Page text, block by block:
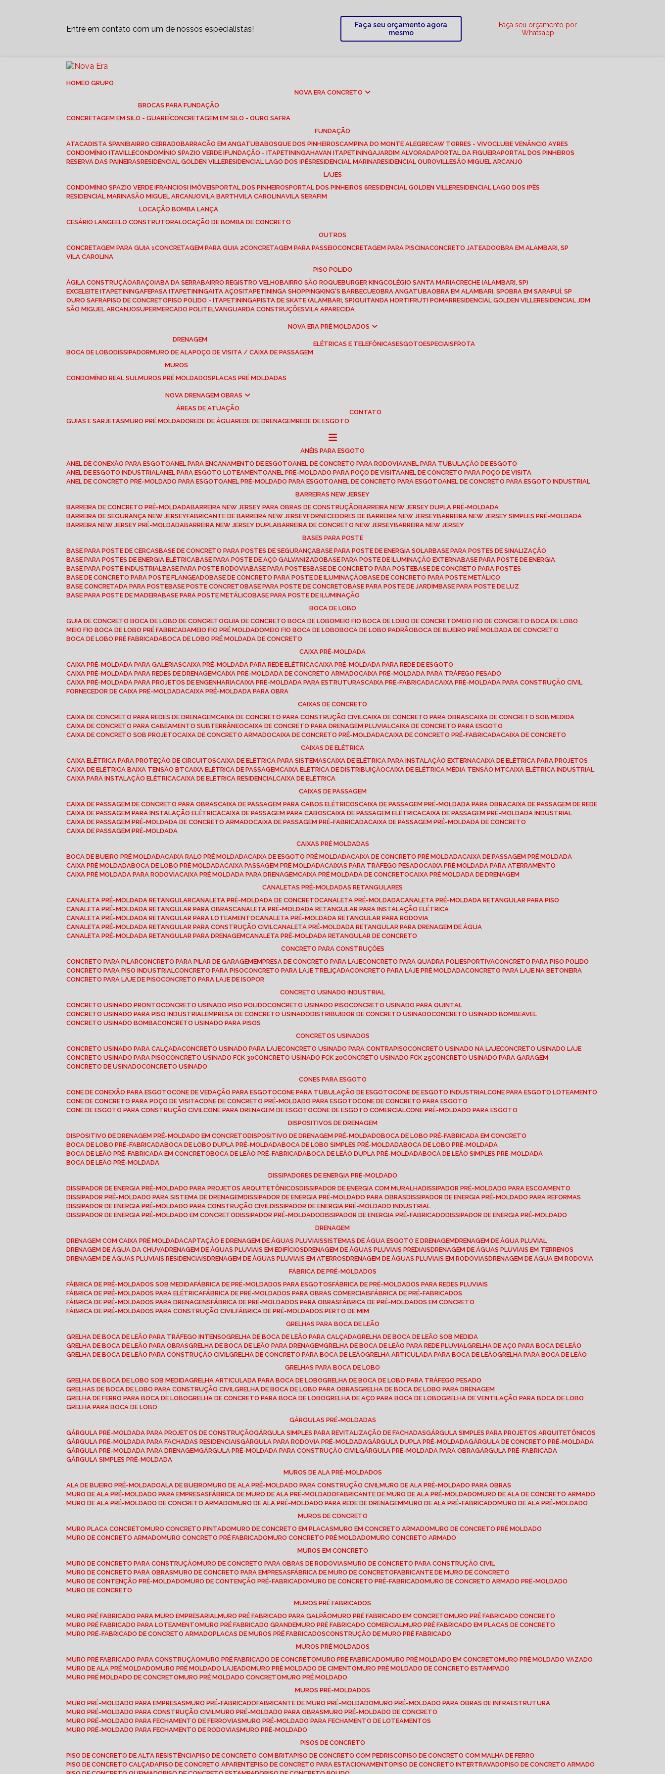
Entre em contato com um de nossos especialistas!
Faça seu orçamento agora
mesmo
Faça seu orçamento por
Whatsapp
HOME
O GRUPO
NOVA ERA CONCRETO
BROCAS PARA FUNDAÇÃO
CONCRETAGEM EM SILO - GUAREÍ CONCRETAGEM EM SILO - OURO SAFRA
FUNDAÇÃO
ATACADISTA SPANI BAIRRO CERRADO BARRACÃO EM ANGATUBA BOSQUE DOS PINHEIROS CAMPINA DO MONTE ALEGRE CAW TORRES - VIVO CLUBE VENÂNCIO AYRES
CONDOMÍNIO ITAVILLE CONDOMÍNIO SPAZIO VERDE I FUNDAÇÃO - ITAPETININGA HAVAN ITAPETININGA JARDIM ALVORADA PORTAL DA FIGUEIRA PORTAL DOS PINHEIROS
RESERVA DAS PAINEIRAS RESIDENCIAL GOLDEN VILLE RESIDENCIAL LAGO DOS IPÊS RESIDENCIAL MARINA RESIDENCIAL OUROVILLE SÃO MIGUEL ARCANJO
LAJES
CONDOMÍNIO SPAZIO VERDE I FRANCIOSI IMÓVEIS PORTAL DOS PINHEIROS PORTAL DOS PINHEIROS 6 RESIDENCIAL GOLDEN VILLE RESIDENCIAL LAGO DOS IPÊS
RESIDENCIAL MARINA SÃO MIGUEL ARCANJO VILA BARTH VILA CAROLINA VILA SERAFIM
LOCAÇÃO BOMBA LANÇA
CESÁRIO LANGE ELO CONSTRUTORA LOCAÇÃO DE BOMBA DE CONCRETO
OUTROS
CONCRETAGEM PARA GUIA 1 CONCRETAGEM PARA GUIA 2 CONCRETAGEM PARA PASSEIO CONCRETAGEM PARA PISCINA CONCRETO JATEADO
OBRA EM ALAMBARI, SP
VILA CAROLINA
PISO POLIDO
ÁGILA CONSTRUÇÃO ARAÇOIABA DA SERRA BAIRRO REGISTRO VELHO BAIRRO SÃO ROQUE BURGER KING COLÉGIO SANTA MARIA CRECHE (ALAMBARI, SP)
EXCELEITE ITAPETININGA FEPASA ITAPETININGA ITA AÇOS ITAPETININGA SHOPPING KING'S BARBECUE OBRA ANGATUBA OBRA EM ALAMBARI, SP
OBRA EM SARAPUÍ, SP
OURO SAFRA PISO DE CONCRETO PISO POLIDO - ITAPETININGA PISTA DE SKATE (ALAMBARI, SP) QUITANDA HORTIFRUTI POMAR RESIDENCIAL GOLDEN VILLE RESIDENCIAL JDM
SÃO MIGUEL ARCANJO SUPERMERCADO POLITEL VANGUARDA CONSTRUÇÕES VILA APARECIDA
NOVA ERA PRÉ MOLDADOS
DRENAGEM
BOCA DE LOBO DISSIPADOR MURO DE ALA POÇO DE VISITA / CAIXA DE PASSAGEM
ELÉTRICAS E TELEFÔNICAS ESGOTO ESPECIAIS FROTA
MUROS
CONDOMÍNIO REAL SUL
MUROS PRÉ MOLDADOS PLACAS PRÉ MOLDADAS
NOVA DRENAGEM OBRAS
ÁREAS DE ATUAÇÃO
GUIAS E SARJETAS
MURO PRÉ MOLDADO REDE DE ÁGUA REDE DE DRENAGEM REDE DE ESGOTO
CONTATO
ANÉIS PARA ESGOTO
ANEL DE CONEXÃO PARA ESGOTO ANEL PARA ENCANAMENTO DE ESGOTO ANEL DE CONCRETO PARA RODOVIA ANEL PARA TUBULAÇÃO DE ESGOTO
ANEL DE ESGOTO INDUSTRIAL ANEL PARA ESGOTO LOTEAMENTO ANEL PRÉ-MOLDADO PARA POÇO DE VISITA ANEL DE CONCRETO PARA POÇO DE VISITA
ANEL DE CONCRETO PRÉ-MOLDADO PARA ESGOTO ANEL PRÉ-MOLDADO PARA ESGOTO ANEL DE CONCRETO PARA ESGOTO ANEL DE CONCRETO PARA ESGOTO INDUSTRIAL
BARREIRAS NEW JERSEY
BARREIRA DE CONCRETO PRÉ-MOLDADA BARREIRA NEW JERSEY PARA OBRAS DE CONSTRUÇÃO BARREIRA NEW JERSEY DUPLA PRÉ-MOLDADA
BARREIRA DE SEGURANÇA NEW JERSEY FABRICANTE DE BARREIRA NEW JERSEY FORNECEDORES DE BARREIRA NEW JERSEY BARREIRA NEW JERSEY SIMPLES PRÉ-MOLDADA
BARREIRA NEW JERSEY PRÉ-MOLDADA BARREIRA NEW JERSEY DUPLA BARREIRA DE CONCRETO NEW JERSEY BARREIRA NEW JERSEY
BASES PARA POSTE
BASE PARA POSTE DE CERCAS BASE DE CONCRETO PARA POSTES DE SEGURANÇA BASE PARA POSTE DE ENERGIA SOLAR BASE PARA POSTES DE SINALIZAÇÃO
BASE PARA POSTES DE ENERGIA ELÉTRICA BASE PARA POSTE DE AÇO GALVANIZADO BASE PARA POSTE DE ILUMINAÇÃO EXTERNA BASE PARA POSTE DE ENERGIA
BASE PARA POSTE INDUSTRIAL BASE PARA POSTE RODOVIA BASE PARA POSTES BASE DE CONCRETO PARA POSTE BASE DE CONCRETO PARA POSTES
BASE DE CONCRETO PARA POSTE FLANGEADO BASE DE CONCRETO PARA POSTE DE ILUMINAÇÃO BASE DE CONCRETO PARA POSTE METÁLICO
BASE CONCRETADA PARA POSTE BASE POSTE CONCRETO BASE PARA POSTE DE CONCRETO BASE PARA POSTE DE JARDIM BASE PARA POSTE DE LUZ
BASE PARA POSTE DE MADEIRA BASE PARA POSTE METÁLICO BASE PARA POSTE DE ILUMINAÇÃO
BOCA DE LOBO
GUIA DE CONCRETO BOCA DE LOBO DE CONCRETO
GUIA DE CONCRETO BOCA DE LOBO MEIO FIO BOCA DE LOBO DE CONCRETO
MEIO FIO DE CONCRETO BOCA DE LOBO
MEIO FIO BOCA DE LOBO PRÉ FABRICADA
MEIO FIO PRÉ MOLDADO MEIO FIO BOCA DE LOBO BOCA DE LOBO PADRÃO BOCA DE BUEIRO PRÉ MOLDADA DE CONCRETO
BOCA DE LOBO PRÉ FABRICADA BOCA DE LOBO PRÉ MOLDADA DE CONCRETO
CAIXA PRÉ-MOLDADA
CAIXA PRÉ-MOLDADA PARA GALERIAS CAIXA PRÉ-MOLDADA PARA REDE ELÉTRICA CAIXA PRÉ-MOLDADA PARA REDE DE ESGOTO
CAIXA PRÉ-MOLDADA PARA REDES DE DRENAGEM CAIXA PRÉ-MOLDADA DE CONCRETO ARMADO CAIXA PRÉ-MOLDADA PARA TRÁFEGO PESADO
CAIXA PRÉ-MOLDADA PARA PROJETOS DE ENGENHARIA CAIXA PRÉ-MOLDADA PARA ESTRUTURAS CAIXA PRÉ-FABRICADA CAIXA PRÉ-MOLDADA PARA CONSTRUÇÃO CIVIL
FORNECEDOR DE CAIXA PRÉ-MOLDADA CAIXA PRÉ-MOLDADA PARA OBRA
CAIXAS DE CONCRETO
CAIXA DE CONCRETO PARA REDES DE DRENAGEM CAIXA DE CONCRETO PARA CONSTRUÇÃO CIVIL CAIXA DE CONCRETO PARA OBRAS CAIXA DE CONCRETO SOB MEDIDA
CAIXA DE CONCRETO PARA CABEAMENTO SUBTERRÂNEO CAIXA DE CONCRETO PARA DRENAGEM PLUVIAL CAIXA DE CONCRETO PARA ESGOTO
CAIXA DE CONCRETO SOB PROJETO CAIXA DE CONCRETO ARMADO CAIXA DE CONCRETO PRÉ-MOLDADA CAIXA DE CONCRETO PRÉ-FABRICADA CAIXA DE CONCRETO
CAIXAS DE ELÉTRICA
CAIXA ELÉTRICA PARA PROTEÇÃO DE CIRCUITOS CAIXA DE ELÉTRICA PARA SISTEMAS CAIXA DE ELÉTRICA PARA INSTALAÇÃO EXTERNA CAIXA DE ELÉTRICA PARA PROJETOS
CAIXA DE ELÉTRICA BAIXA TENSÃO BT CAIXA ELÉTRICA DE PASSAGEM CAIXA ELÉTRICA DE DISTRIBUIÇÃO CAIXA DE ELÉTRICA MÉDIA TENSÃO MT CAIXA ELÉTRICA INDUSTRIAL
CAIXA PARA INSTALAÇÃO ELÉTRICA CAIXA DE ELÉTRICA RESIDENCIAL CAIXA DE ELÉTRICA
CAIXAS DE PASSAGEM
CAIXA DE PASSAGEM DE CONCRETO PARA OBRAS CAIXA DE PASSAGEM PARA CABOS ELÉTRICOS CAIXA DE PASSAGEM PRÉ-MOLDADA PARA OBRA CAIXA DE PASSAGEM DE REDE
CAIXA DE PASSAGEM PARA INSTALAÇÃO ELÉTRICA CAIXA DE PASSAGEM PARA CABOS CAIXA DE PASSAGEM ELÉTRICA CAIXA DE PASSAGEM PRÉ-MOLDADA INDUSTRIAL
CAIXA DE PASSAGEM PRÉ-MOLDADA DE CONCRETO ARMADO CAIXA DE PASSAGEM PRÉ-FABRICADA CAIXA DE PASSAGEM PRÉ-MOLDADA DE CONCRETO
CAIXA DE PASSAGEM PRÉ-MOLDADA
CAIXAS PRÉ MOLDADAS
BOCA DE BUEIRO PRÉ MOLDADA CAIXA RALO PRÉ MOLDADA CAIXA DE ESGOTO PRÉ MOLDADA CAIXA DE CONCRETO PRÉ MOLDADA CAIXA DE PASSAGEM PRÉ MOLDADA
CAIXA PRÉ MOLDADA BOCA DE LOBO PRÉ MOLDADA CAIXA PASSAGEM PRÉ MOLDADA CAIXAS PARA TRÁFEGO PESADO CAIXA PRÉ MOLDADA PARA ATERRAMENTO
CAIXA PRÉ MOLDADA PARA RODOVIA CAIXA PRÉ MOLDADA PARA DRENAGEM CAIXA PRÉ MOLDADA DE CONCRETO CAIXA PRÉ MOLDADA DE DRENAGEM
CANALETAS PRÉ-MOLDADAS RETANGULARES
CANALETA PRÉ-MOLDADA RETANGULAR CANALETA PRÉ-MOLDADA DE CONCRETO CANALETA PRÉ-MOLDADA CANALETA PRÉ-MOLDADA RETANGULAR PARA PISO
CANALETA PRÉ-MOLDADA RETANGULAR PARA OBRAS CANALETA PRÉ-MOLDADA RETANGULAR PARA INSTALAÇÃO ELÉTRICA
CANALETA PRÉ-MOLDADA RETANGULAR PARA LOTEAMENTO CANALETA PRÉ-MOLDADA RETANGULAR PARA RODOVIA
CANALETA PRÉ-MOLDADA RETANGULAR PARA CONSTRUÇÃO CIVIL CANALETA PRÉ-MOLDADA RETANGULAR PARA DRENAGEM DE ÁGUA
CANALETA PRÉ-MOLDADA RETANGULAR PARA DRENAGEM CANALETA PRÉ-MOLDADA RETANGULAR DE CONCRETO
CONCRETO PARA CONSTRUÇÕES
CONCRETO PARA PILAR CONCRETO PARA PILAR DE GARAGEM EMPRESA DE CONCRETO PARA LAJE CONCRETO PARA QUADRA POLIESPORTIVA CONCRETO PARA PISO POLIDO
CONCRETO PARA PISO INDUSTRIAL CONCRETO PARA PISO CONCRETO PARA LAJE TRELIÇADA CONCRETO PARA LAJE PRÉ MOLDADA CONCRETO PARA LAJE NA BETONEIRA
CONCRETO PARA LAJE DE PISO CONCRETO PARA LAJE DE ISOPOR
CONCRETO USINADO INDUSTRIAL
CONCRETO USINADO PRONTO CONCRETO USINADO PISO POLIDO CONCRETO USINADO PISO CONCRETO USINADO PARA QUINTAL
CONCRETO USINADO PARA PISO INDUSTRIAL EMPRESA DE CONCRETO USINADO DISTRIBUIDOR DE CONCRETO USINADO CONCRETO USINADO BOMBEAVEL
CONCRETO USINADO BOMBA CONCRETO USINADO PARA PISOS
CONCRETOS USINADOS
CONCRETO USINADO PARA CALÇADA CONCRETO USINADO PARA LAJE CONCRETO USINADO PARA CONTRAPISO CONCRETO USINADO NA LAJE CONCRETO USINADO LAJE
CONCRETO USINADO PARA PISO CONCRETO USINADO FCK 30 CONCRETO USINADO FCK 20 CONCRETO USINADO FCK 25 CONCRETO USINADO PARA GARAGEM
CONCRETO DE USINADO CONCRETO USINADO
CONES PARA ESGOTO
CONE DE CONEXÃO PARA ESGOTO CONE DE VEDAÇÃO PARA ESGOTO CONE PARA TUBULAÇÃO DE ESGOTO CONE DE ESGOTO INDUSTRIAL CONE PARA ESGOTO LOTEAMENTO
CONE DE CONCRETO PARA POÇO DE VISITA CONE DE CONCRETO PRÉ-MOLDADO PARA ESGOTO CONE DE CONCRETO PARA ESGOTO
CONE DE ESGOTO PARA CONSTRUÇÃO CIVIL CONE PARA DRENAGEM DE ESGOTO CONE DE ESGOTO COMERCIAL CONE PRÉ-MOLDADO PARA ESGOTO
DISPOSITIVOS DE DRENAGEM
DISPOSITIVO DE DRENAGEM PRÉ-MOLDADO EM CONCRETO DISPOSITIVO DE DRENAGEM PRÉ-MOLDADO BOCA DE LOBO PRÉ-FABRICADA EM CONCRETO
BOCA DE LOBO PRÉ-FABRICADA BOCA DE LOBO DUPLA PRÉ-MOLDADA BOCA DE LOBO SIMPLES PRÉ-MOLDADA BOCA DE LOBO PRÉ-MOLDADA
BOCA DE LEÃO PRÉ-FABRICADA EM CONCRETO BOCA DE LEÃO PRÉ-FABRICADA BOCA DE LEÃO DUPLA PRÉ-MOLDADA BOCA DE LEÃO SIMPLES PRÉ-MOLDADA
BOCA DE LEÃO PRÉ-MOLDADA
DISSIPADORES DE ENERGIA PRÉ-MOLDADO
DISSIPADOR DE ENERGIA PRÉ-MOLDADO PARA PROJETOS ARQUITETÔNICOS DISSIPADOR DE ENERGIA COM MURALHA DISSIPADOR PRÉ-MOLDADO PARA ESCOAMENTO
DISSIPADOR PRÉ-MOLDADO PARA SISTEMA DE DRENAGEM DISSIPADOR DE ENERGIA PRÉ-MOLDADO PARA OBRAS DISSIPADOR DE ENERGIA PRÉ-MOLDADO PARA REFORMAS
DISSIPADOR DE ENERGIA PRÉ-MOLDADO PARA CONSTRUÇÃO CIVIL DISSIPADOR DE ENERGIA PRÉ-MOLDADO INDUSTRIAL
DISSIPADOR DE ENERGIA PRÉ-MOLDADO EM CONCRETO DISSIPADOR PRÉ-MOLDADO DISSIPADOR DE ENERGIA PRÉ-FABRICADO DISSIPADOR DE ENERGIA PRÉ-MOLDADO
DRENAGEM
DRENAGEM COM CAIXA PRÉ MOLDADA CAPTAÇÃO E DRENAGEM DE ÁGUAS PLUVIAIS SISTEMAS DE ÁGUA ESGOTO E DRENAGEM DRENAGEM DE ÁGUA PLUVIAL
DRENAGEM DE ÁGUA DA CHUVA DRENAGEM DE ÁGUAS PLUVIAIS EM EDIFÍCIOS DRENAGEM DE ÁGUAS PLUVIAIS PREDIAIS DRENAGEM DE ÁGUAS PLUVIAIS EM TERRENOS
DRENAGEM DE ÁGUAS PLUVIAIS RESIDENCIAIS DRENAGEM DE ÁGUAS PLUVIAIS EM ATERROS DRENAGEM DE ÁGUAS PLUVIAIS EM RODOVIAS DRENAGEM DE ÁGUA EM RODOVIA
FÁBRICA DE PRÉ-MOLDADOS
FÁBRICA DE PRÉ-MOLDADOS SOB MEDIDA FÁBRICA DE PRÉ-MOLDADOS PARA ESGOTOS FÁBRICA DE PRÉ-MOLDADOS PARA REDES PLUVIAIS
FÁBRICA DE PRÉ-MOLDADOS PARA ELÉTRICA FÁBRICA DE PRÉ-MOLDADOS PARA OBRAS COMERCIAIS FÁBRICA DE PRÉ-FABRICADOS
FÁBRICA DE PRÉ-MOLDADOS PARA DRENAGENS FÁBRICA DE PRÉ-MOLDADOS PARA OBRAS FÁBRICA DE PRÉ-MOLDADOS EM CONCRETO
FÁBRICA DE PRÉ-MOLDADOS PARA CONSTRUÇÃO CIVIL FÁBRICA DE PRÉ-MOLDADOS PERTO DE MIM
GRELHAS PARA BOCA DE LEÃO
GRELHA DE BOCA DE LEÃO PARA TRÁFEGO INTENSO
GRELHA DE BOCA DE LEÃO PARA CALÇADA
GRELHA DE BOCA DE LEÃO SOB MEDIDA
GRELHA DE BOCA DE LEÃO PARA OBRAS
GRELHA DE BOCA DE LEÃO PARA DRENAGEM GRELHA DE BOCA DE LEÃO PARA REDE PLUVIAL
GRELHA DE AÇO PARA BOCA DE LEÃO
GRELHA DE BOCA DE LEÃO PARA CONSTRUÇÃO CIVIL
GRELHA DE CONCRETO PARA BOCA DE LEÃO GRELHA ARTICULADA PARA BOCA DE LEÃO
GRELHA PARA BOCA DE LEÃO
GRELHAS PARA BOCA DE LOBO
GRELHA DE BOCA DE LOBO SOB MEDIDA
GRELHA ARTICULADA PARA BOCA DE LOBO
GRELHA DE BOCA DE LOBO PARA TRÁFEGO PESADO
GRELHAS DE BOCA DE LOBO PARA CONSTRUÇÃO CIVIL
GRELHA DE BOCA DE LOBO PARA OBRAS
GRELHA DE BOCA DE LOBO PARA DRENAGEM
GRELHA DE FERRO PARA BOCA DE LOBO
GRELHA DE CONCRETO PARA BOCA DE LOBO GRELHA DE AÇO PARA BOCA DE LOBO
GRELHA DE VENTILAÇÃO PARA BOCA DE LOBO
GRELHA PARA BOCA DE LOBO
GÁRGULAS PRÉ-MOLDADAS
GÁRGULA PRÉ-MOLDADA PARA PROJETOS DE CONSTRUÇÃO
GÁRGULA SIMPLES PARA REVITALIZAÇÃO DE FACHADAS
GÁRGULA SIMPLES PARA PROJETOS ARQUITETÔNICOS
GÁRGULA PRÉ-MOLDADA PARA FACHADAS RESIDENCIAIS
GÁRGULA PARA RODOVIA PRÉ-MOLDADA GÁRGULA DUPLA PRÉ-MOLDADA
GÁRGULA DE CONCRETO PRÉ-MOLDADA
GÁRGULA PRÉ-MOLDADA PARA DRENAGEM
GÁRGULA PRÉ-MOLDADA PARA CONSTRUÇÃO CIVIL GÁRGULA PRÉ-MOLDADA PARA OBRA
GÁRGULA PRÉ-FABRICADA
GÁRGULA SIMPLES PRÉ-MOLDADA
MUROS DE ALA PRÉ-MOLDADOS
ALA DE BUEIRO PRÉ-MOLDADO ALA DE BUEIRO MURO DE ALA PRÉ-MOLDADO PARA CONSTRUÇÃO CIVIL
MURO DE ALA PRÉ-MOLDADO PARA OBRAS
MURO DE ALA PRÉ-MOLDADO PARA EMPRESAS FÁBRICA DE MURO DE ALA PRÉ-MOLDADO FABRICANTE DE MURO DE ALA PRÉ-MOLDADO
MURO DE ALA DE CONCRETO ARMADO
MURO DE ALA PRÉ-MOLDADO DE CONCRETO ARMADO
MURO DE ALA PRÉ-MOLDADO PARA REDE DE DRENAGEM MURO DE ALA PRÉ-FABRICADO
MURO DE ALA PRÉ-MOLDADO
MUROS DE CONCRETO
MURO PLACA CONCRETO
MURO CONCRETO PINTADO MURO DE CONCRETO EM PLACAS MURO EM CONCRETO ARMADO
MURO DE CONCRETO PRÉ MOLDADO
MURO DE CONCRETO ARMADO
MURO CONCRETO PRÉ FABRICADO MURO CONCRETO PRÉ MOLDADO
MURO CONCRETO ARMADO
MUROS EM CONCRETO
MURO DE CONCRETO PARA CONSTRUÇÃO
MURO DE CONCRETO PARA OBRAS DE RODOVIAS
MURO DE CONCRETO PARA CONSTRUÇÃO CIVIL
MURO DE CONCRETO PARA OBRAS
MURO DE CONCRETO PARA EMPRESAS FÁBRICA DE MURO DE CONCRETO FABRICANTE DE MURO DE CONCRETO
MURO DE CONTENÇÃO PRÉ-MOLDADO
MURO DE CONTENÇÃO PRÉ-FABRICADO MURO DE CONCRETO PRÉ-FABRICADO
MURO DE CONCRETO ARMADO PRÉ-MOLDADO
MURO DE CONCRETO
MUROS PRÉ FABRICADOS
MURO PRÉ FABRICADO PARA MURO EMPRESARIAL
MURO PRÉ FABRICADO PARA GALPÃO MURO PRÉ FABRICADO EM CONCRETO
MURO PRÉ FABRICADO CONCRETO
MURO PRÉ FABRICADO PARA LOTEAMENTO
MURO PRÉ FABRICADO GRANDE MURO PRÉ FABRICADO COMERCIAL
MURO PRÉ FABRICADO EM PLACAS DE CONCRETO
MURO PRÉ-FABRICADO DE CONCRETO ARMADO PLACAS DE MUROS PRÉ FABRICADOS CONSTRUÇÃO DE MURO PRÉ FABRICADO
MUROS PRÉ MOLDADOS
MURO PRÉ FABRICADO PARA CONSTRUÇÃO
MURO PRÉ FABRICADO DE CONCRETO MURO PRÉ FABRICADO MURO PRÉ MOLDADO EM CONCRETO
MURO PRÉ MOLDADO VAZADO
MURO DE ALA PRÉ MOLDADO
MURO PRÉ MOLDADO LAJEADO MURO PRÉ MOLDADO DE CIMENTO
MURO PRÉ MOLDADO DE CONCRETO ESTAMPADO
MURO PRÉ MOLDADO DE CONCRETO
MURO PRÉ MOLDADO CONCRETO
MURO PRÉ MOLDADO
MUROS PRÉ-MOLDADOS
MURO PRÉ-MOLDADO PARA EMPRESAS
MURO PRÉ-FABRICADO FABRICANTE DE MURO PRÉ-MOLDADO
MURO PRÉ-MOLDADO PARA OBRAS DE INFRAESTRUTURA
MURO PRÉ-MOLDADO PARA CONSTRUÇÃO CIVIL
MURO PRÉ-MOLDADO PARA OBRAS
MURO PRÉ-MOLDADO DE CONCRETO
MURO PRÉ-MOLDADO PARA FECHAMENTO DE FERROVIAS
MURO PRÉ-MOLDADO PARA FECHAMENTO DE LOTEAMENTOS
MURO PRÉ-MOLDADO PARA FECHAMENTO DE RODOVIAS
MURO PRÉ-MOLDADO
PISOS DE CONCRETO
PISO DE CONCRETO DE ALTA RESISTÊNCIA PISO DE CONCRETO COM BRITA PISO DE CONCRETO COM PEDRISCO PISO DE CONCRETO COM MALHA DE FERRO
PISO DE CONCRETO CALÇADA PISO DE CONCRETO APARENTE PISO DE CONCRETO PARA ESTACIONAMENTO PISO DE CONCRETO INTERTRAVADO PISO DE CONCRETO ARMADO